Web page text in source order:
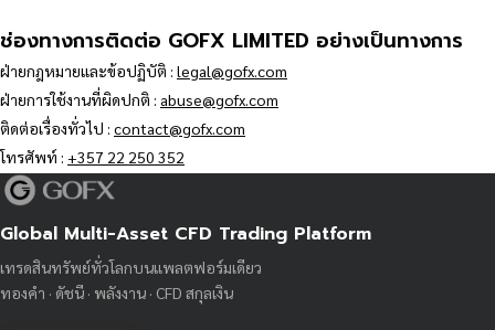
ช่องทางการติดต่อ GOFX LIMITED อย่างเป็นทางการ
ฝ่ายกฎหมายและข้อปฏิบัติ : legal@gofx.com
ฝ่ายการใช้งานที่ผิดปกติ : abuse@gofx.com
ติดต่อเรื่องทั่วไป : contact@gofx.com
โทรศัพท์ : +357 22 250 352
Global Multi-Asset CFD Trading Platform
เทรดสินทรัพย์ทั่วโลกบนแพลตฟอร์มเดียว
ทองคำ · ดัชนี · พลังงาน · CFD สกุลเงิน